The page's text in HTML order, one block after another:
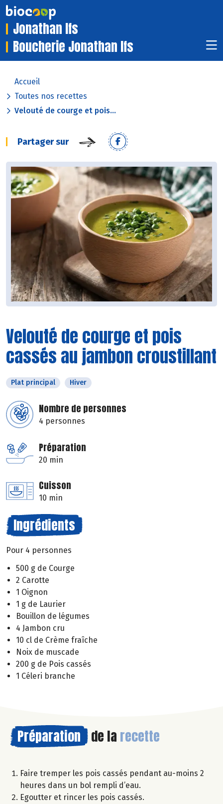
Jonathan Ifs
Boucherie Jonathan Ifs
Accueil
Toutes nos recettes
Velouté de courge et pois...
Partager sur
Velouté de courge et pois
cassés au jambon croustillant
Plat principal Hiver
Nombre de personnes
4 personnes
Préparation
20 min
Cuisson
10 min
Ingrédients
Pour 4 personnes
500 g de Courge
2 Carotte
1 Oignon
1 g de Laurier
Bouillon de légumes
4 Jambon cru
10 cl de Crème fraîche
Noix de muscade
200 g de Pois cassés
1 Céleri branche
Préparation de la recette
Faire tremper les pois cassés pendant au-moins 2
heures dans un bol rempli d’eau.
Egoutter et rincer les pois cassés.